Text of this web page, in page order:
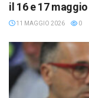
il 16 e 17 maggio
11 MAGGIO 2026 0